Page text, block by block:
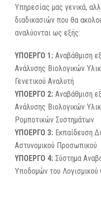
Υπηρεσίας μας γενικά,
διαδικασιών που θα
αναλύονται ως εξής:
ΥΠΟΕΡΓΟ 1: Αναβάθμιση
Ανάλυσης Βιολογικών
Γενετικού Αναλυτή
ΥΠΟΕΡΓΟ 2: Αναβάθμιση
Ανάλυσης Βιολογικών
Ρομποτικών Συστημάτων
ΥΠΟΕΡΓΟ 3: Εκπαίδευση
Αστυνομικού Προσωπικού
ΥΠΟΕΡΓΟ 4: Σύστημα
Υποδομών του Λογισμικού